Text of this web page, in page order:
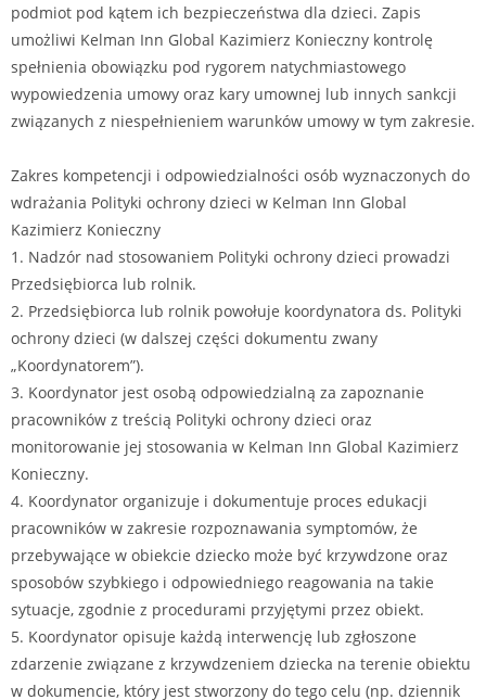
podmiot pod kątem ich bezpieczeństwa dla dzieci. Zapis
umożliwi Kelman Inn Global Kazimierz Konieczny kontrolę
spełnienia obowiązku pod rygorem natychmiastowego
wypowiedzenia umowy oraz kary umownej lub innych sankcji
związanych z niespełnieniem warunków umowy w tym zakresie.
Zakres kompetencji i odpowiedzialności osób wyznaczonych do
wdrażania Polityki ochrony dzieci w Kelman Inn Global
Kazimierz Konieczny
1. Nadzór nad stosowaniem Polityki ochrony dzieci prowadzi
Przedsiębiorca lub rolnik.
2. Przedsiębiorca lub rolnik powołuje koordynatora ds. Polityki
ochrony dzieci (w dalszej części dokumentu zwany
„Koordynatorem”).
3. Koordynator jest osobą odpowiedzialną za zapoznanie
pracowników z treścią Polityki ochrony dzieci oraz
monitorowanie jej stosowania w Kelman Inn Global Kazimierz
Konieczny.
4. Koordynator organizuje i dokumentuje proces edukacji
pracowników w zakresie rozpoznawania symptomów, że
przebywające w obiekcie dziecko może być krzywdzone oraz
sposobów szybkiego i odpowiedniego reagowania na takie
sytuacje, zgodnie z procedurami przyjętymi przez obiekt.
5. Koordynator opisuje każdą interwencję lub zgłoszone
zdarzenie związane z krzywdzeniem dziecka na terenie obiektu
w dokumencie, który jest stworzony do tego celu (np. dziennik